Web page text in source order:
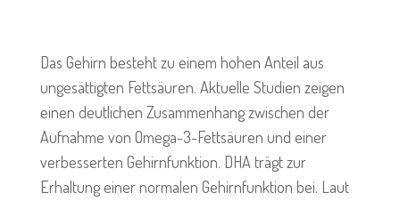
Das Gehirn besteht zu einem hohen Anteil aus
ungesättigten Fettsäuren. Aktuelle Studien zeigen
einen deutlichen Zusammenhang zwischen der
Aufnahme von Omega-3-Fettsäuren und einer
verbesserten Gehirnfunktion. DHA trägt zur
Erhaltung einer normalen Gehirnfunktion bei. Laut